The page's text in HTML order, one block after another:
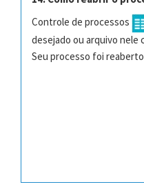
Controle de processos
desejado ou arquivo nele
Seu processo foi